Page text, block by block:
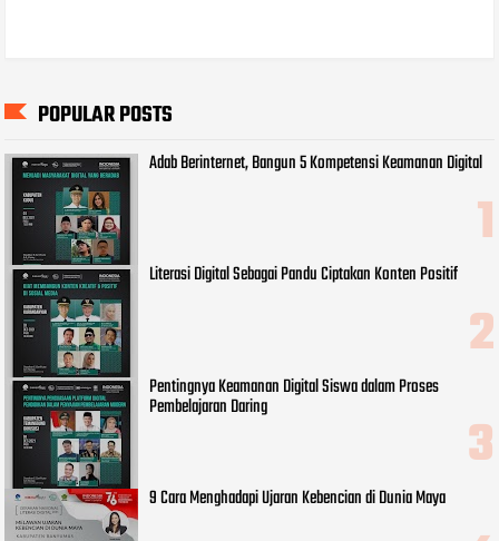
POPULAR POSTS
Adab Berinternet, Bangun 5 Kompetensi Keamanan Digital
Literasi Digital Sebagai Pandu Ciptakan Konten Positif
Pentingnya Keamanan Digital Siswa dalam Proses
Pembelajaran Daring
9 Cara Menghadapi Ujaran Kebencian di Dunia Maya